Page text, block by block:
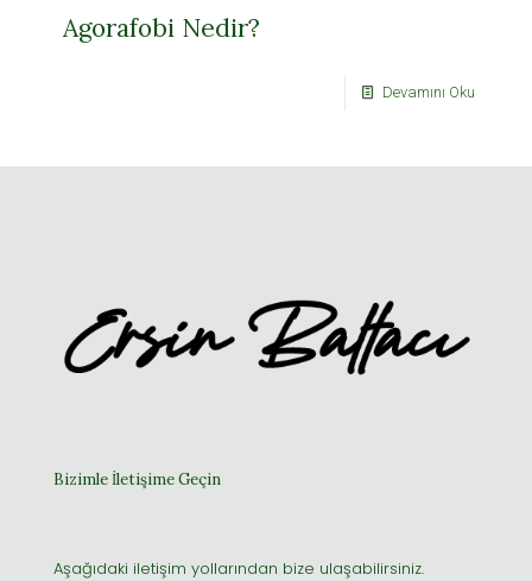
Agorafobi Nedir?
Devamını Oku
Bizimle İletişime Geçin
Aşağıdaki iletişim yollarından bize ulaşabilirsiniz.